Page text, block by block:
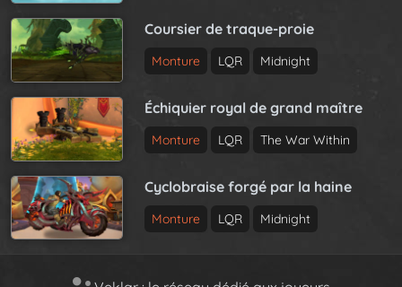
Coursier de traque-proie
Monture LQR Midnight
Échiquier royal de grand maître
Monture LQR The War Within
Cyclobraise forgé par la haine
Monture LQR Midnight